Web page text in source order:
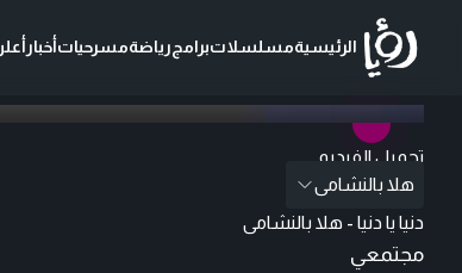
الرئيسيةمسلسلاتبرامجرياضةمسرحياتأخبار
تحميل الفيديو
هلا بالنشامى
دنيا يا دنيا - هلا بالنشامى
مجتمعي